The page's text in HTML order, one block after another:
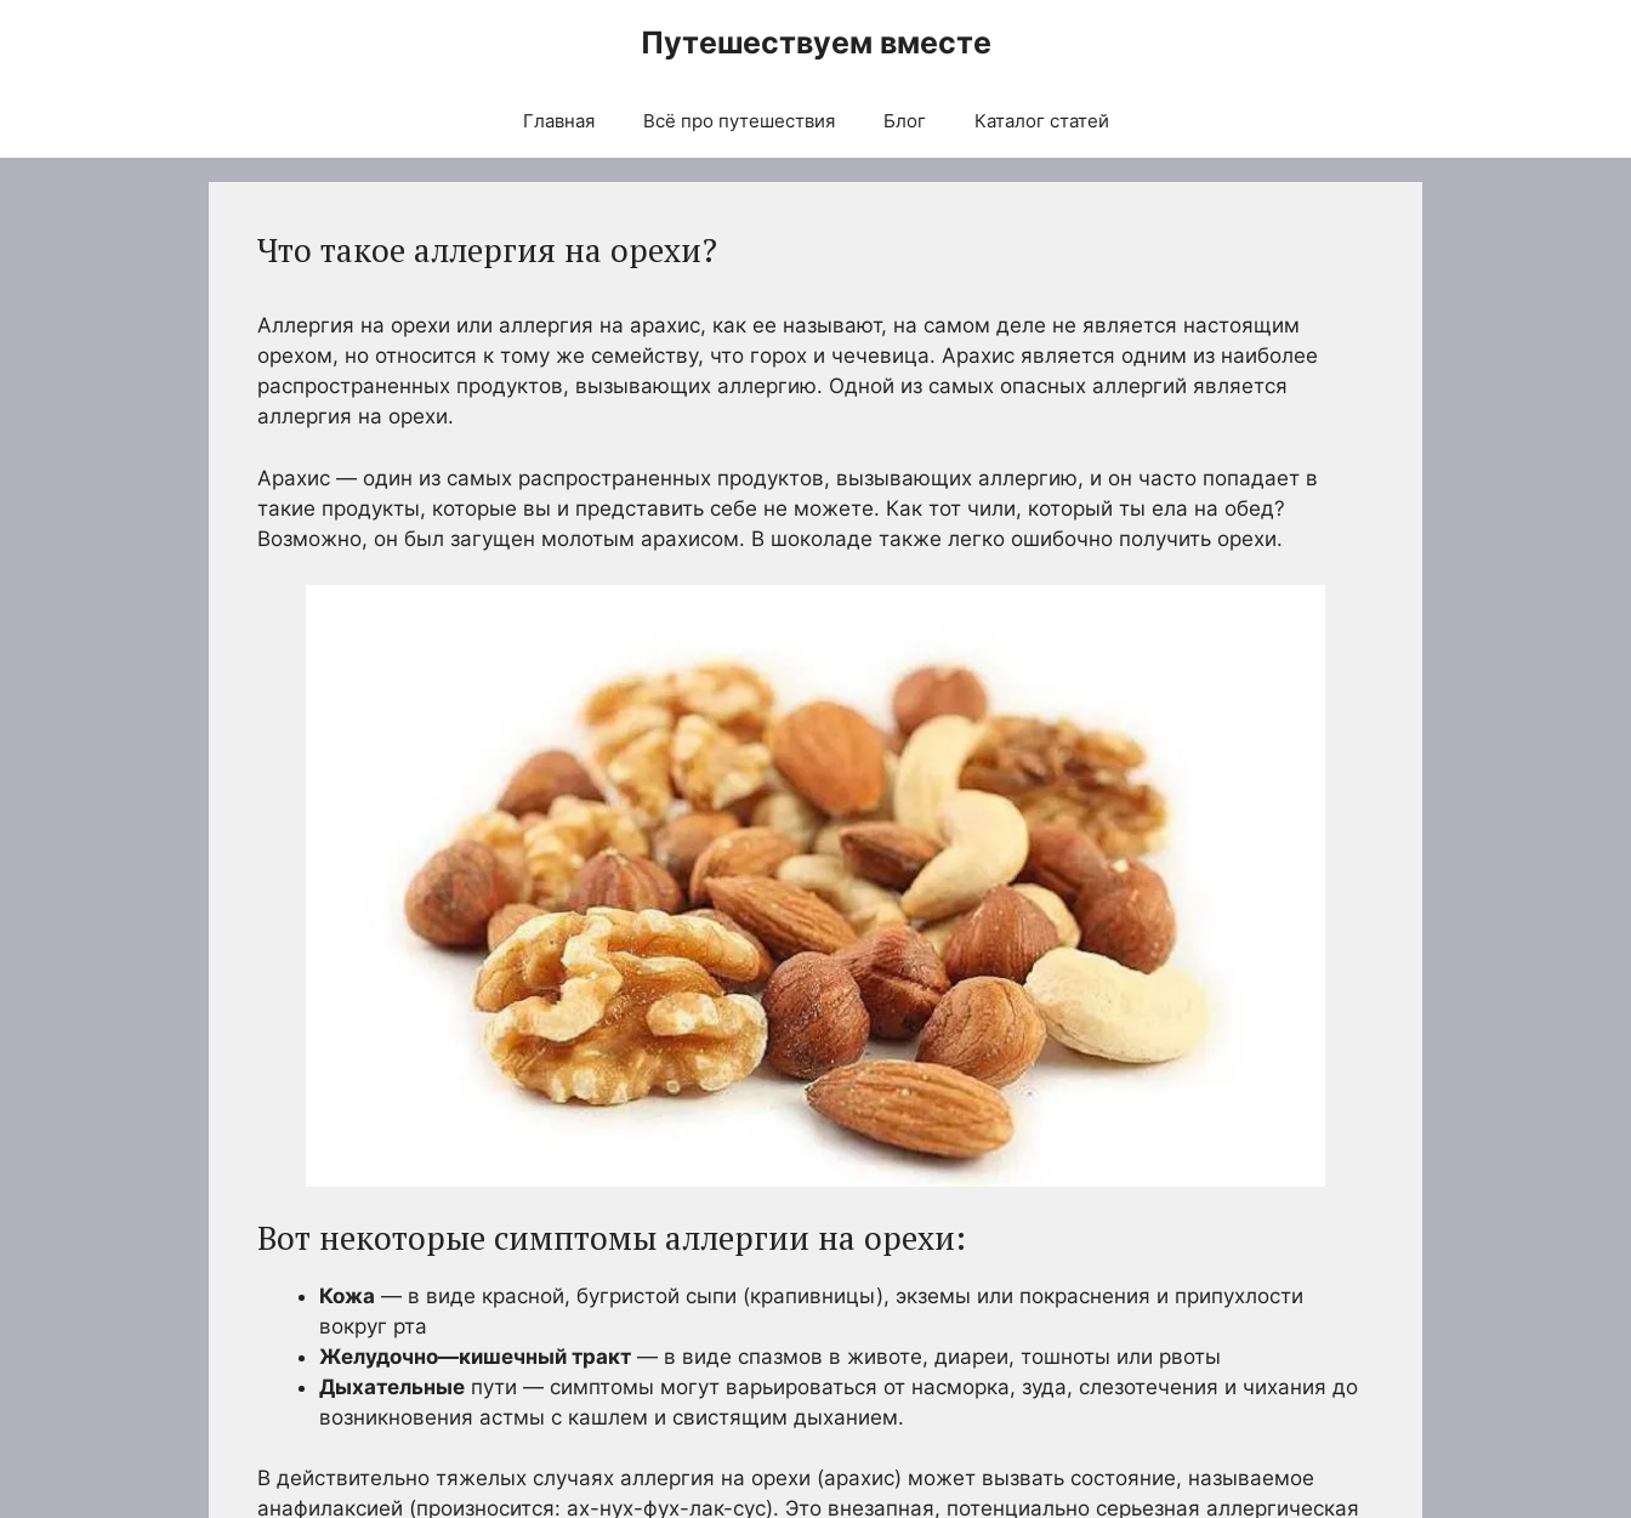
Путешествуем вместе
Главная Всё про путешествия Блог Каталог статей
Что такое аллергия на орехи?
Аллергия на орехи или аллергия на арахис, как ее называют, на самом деле не является настоящим
орехом, но относится к тому же семейству, что горох и чечевица. Арахис является одним из наиболее
распространенных продуктов, вызывающих аллергию. Одной из самых опасных аллергий является
аллергия на орехи.
Арахис — один из самых распространенных продуктов, вызывающих аллергию, и он часто попадает в
такие продукты, которые вы и представить себе не можете. Как тот чили, который ты ела на обед?
Возможно, он был загущен молотым арахисом. В шоколаде также легко ошибочно получить орехи.
Вот некоторые симптомы аллергии на орехи:
Кожа — в виде красной, бугристой сыпи (крапивницы), экземы или покраснения и припухлости
вокруг рта
Желудочно—кишечный тракт — в виде спазмов в животе, диареи, тошноты или рвоты
Дыхательные пути — симптомы могут варьироваться от насморка, зуда, слезотечения и чихания до
возникновения астмы с кашлем и свистящим дыханием.
В действительно тяжелых случаях аллергия на орехи (арахис) может вызвать состояние, называемое
анафилаксией (произносится: ах-нух-фух-лак-сус). Это внезапная, потенциально серьезная аллергическая